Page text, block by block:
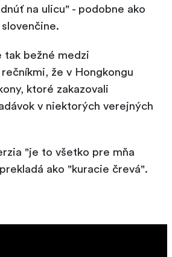
na ulicu" - podobne ako
tak bežné medzi
že v Hongkongu
ktoré zakazovali
v niektorých verejných
"je to všetko pre mňa
ako "kuracie črevá".